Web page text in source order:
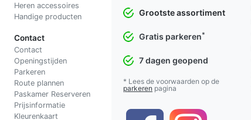
Heren accessoires
Handige producten
Contact
Contact
Openingstijden
Parkeren
Route plannen
Paskamer Reserveren
Prijsinformatie
Kleurenkaart
Grootste assortiment
Gratis parkeren*
7 dagen geopend
* Lees de voorwaarden op de
parkeren pagina